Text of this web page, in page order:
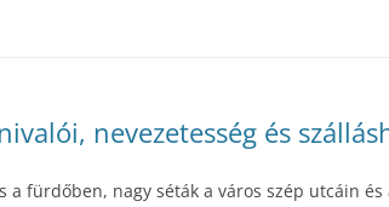
nevezetesség és
a fürdőben, nagy séták a város szép utcáin és